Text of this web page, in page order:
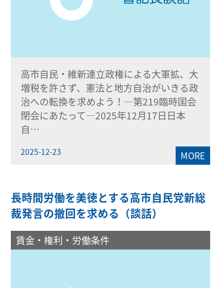
高市自民・維新連立政権による大軍拡、大
増税を許さず、憲法と地方自治がいきる政
治への転換を求めよう！―第219臨時国会
閉会にあたって―2025年12月17日日本
自…
2025-12-23 MORE
長時間労働を美徳とする高市自民党新総
裁発言の撤回を求める（談話）
賃金・権利・労働条件